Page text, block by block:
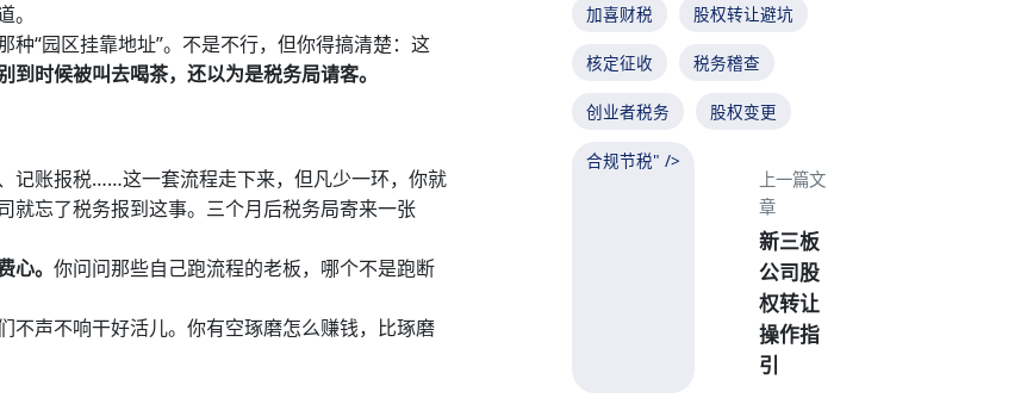
“园区挂靠地址”。不是不行，但你得搞清楚：这
到时候被叫去喝茶，还以为是税务局请客。
记账报税……这一套流程走下来，但凡少一环，你就
就忘了税务报到这事。三个月后税务局寄来一张
心。 你问问那些自己跑流程的老板，哪个不是跑断
不声不响干好活儿。你有空琢磨怎么赚钱，比琢磨
加喜财税 股权转让避坑
核定征收 税务稽查
创业者税务 股权变更
合规节税" />
上一篇文
章
新三板
公司股
权转让
操作指
引